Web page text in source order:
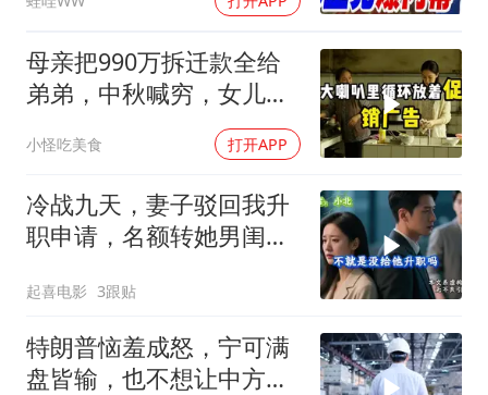
民.孙大千｜辣晚报
20260804
母亲把990万拆迁款全给
弟弟，中秋喊穷，女儿笑
怼：你的钱又没给我
小怪吃美食 打开APP
冷战九天，妻子驳回我升
职申请，名额转她男闺
起喜电影 3跟贴
特朗普恼羞成怒，宁可满
盘皆输，也不想让中方供